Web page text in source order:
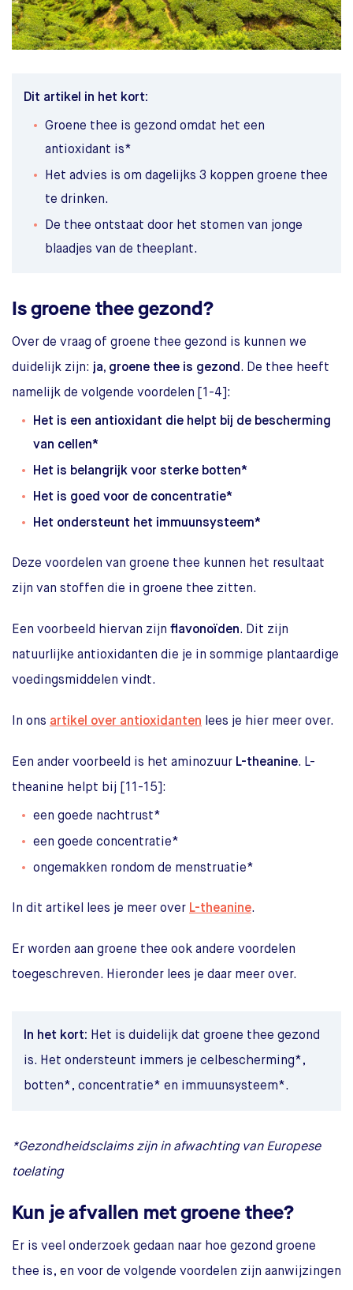
Dit artikel in het kort:
Groene thee is gezond omdat het een
antioxidant is*
Het advies is om dagelijks 3 koppen groene thee
te drinken.
De thee ontstaat door het stomen van jonge
blaadjes van de theeplant.
Is groene thee gezond?
Over de vraag of groene thee gezond is kunnen we
duidelijk zijn: ja, groene thee is gezond. De thee heeft
namelijk de volgende voordelen [1-4]:
Het is een antioxidant die helpt bij de bescherming
van cellen*
Het is belangrijk voor sterke botten*
Het is goed voor de concentratie*
Het ondersteunt het immuunsysteem*
Deze voordelen van groene thee kunnen het resultaat
zijn van stoffen die in groene thee zitten.
Een voorbeeld hiervan zijn flavonoïden. Dit zijn
natuurlijke antioxidanten die je in sommige plantaardige
voedingsmiddelen vindt.
In ons artikel over antioxidanten lees je hier meer over.
Een ander voorbeeld is het aminozuur L-theanine. L-
theanine helpt bij [11-15]:
een goede nachtrust*
een goede concentratie*
ongemakken rondom de menstruatie*
In dit artikel lees je meer over L-theanine.
Er worden aan groene thee ook andere voordelen
toegeschreven. Hieronder lees je daar meer over.
In het kort: Het is duidelijk dat groene thee gezond
is. Het ondersteunt immers je celbescherming*,
botten*, concentratie* en immuunsysteem*.
*Gezondheidsclaims zijn in afwachting van Europese
toelating
Kun je afvallen met groene thee?
Er is veel onderzoek gedaan naar hoe gezond groene
thee is, en voor de volgende voordelen zijn aanwijzingen